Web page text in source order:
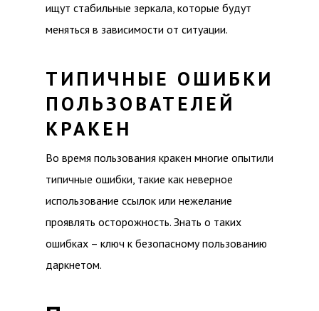
ищут стабильные зеркала, которые будут
меняться в зависимости от ситуации.
ТИПИЧНЫЕ ОШИБКИ
ПОЛЬЗОВАТЕЛЕЙ
КРАКЕН
Во время пользования кракен многие опытили
типичные ошибки, такие как неверное
использование ссылок или нежелание
проявлять осторожность. Знать о таких
ошибках – ключ к безопасному пользованию
даркнетом.